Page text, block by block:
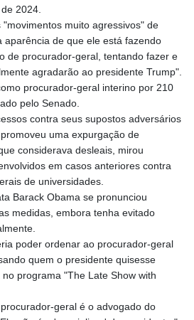
2024.
muito agressivos" de
aparência de que ele está fazendo
de procurador-geral, tentando fazer e
agradarão ao presidente Trump".
procurador-geral interino por 210
pelo Senado.
contra seus supostos adversários
uma expurgação de
considerava desleais, mirou
em casos anteriores contra
de universidades.
Barack Obama se pronunciou
medidas, embora tenha evitado
poder ordenar ao procurador-geral
quem o presidente quisesse
programa "The Late Show with
geral é o advogado do